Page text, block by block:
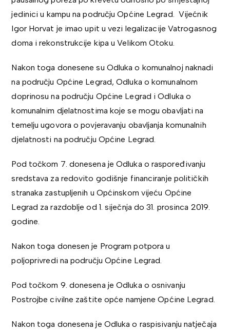
jedinici u kampu na području Općine Legrad. Vijećnik
Igor Horvat je imao upit u vezi legalizacije Vatrogasnog
doma i rekonstrukcije kipa u Velikom Otoku.
Nakon toga donesene su Odluka o komunalnoj naknadi
na području Općine Legrad, Odluka o komunalnom
doprinosu na području Općine Legrad i Odluka o
komunalnim djelatnostima koje se mogu obavljati na
temelju ugovora o povjeravanju obavljanja komunalnih
djelatnosti na području Općine Legrad.
Pod točkom 7. donesena je Odluka o raspoređivanju
sredstava za redovito godišnje financiranje političkih
stranaka zastupljenih u Općinskom vijeću Općine
Legrad za razdoblje od 1. siječnja do 31. prosinca 2019.
godine.
Nakon toga donesen je Program potpora u
poljoprivredi na području Općine Legrad.
Pod točkom 9. donesena je Odluka o osnivanju
Postrojbe civilne zaštite opće namjene Općine Legrad.
Nakon toga donesena je Odluka o raspisivanju natječaja